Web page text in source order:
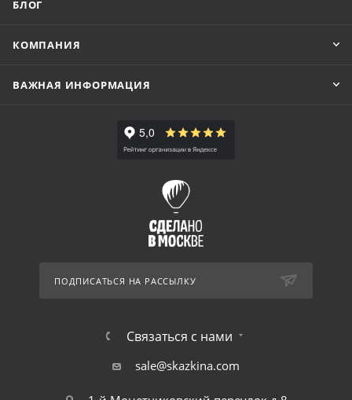
БЛОГ
КОМПАНИЯ
ВАЖНАЯ ИНФОРМАЦИЯ
ПОДПИСАТЬСЯ НА РАССЫЛКУ
Связаться с нами
sale@skazkina.com